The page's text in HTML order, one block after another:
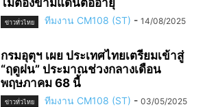
ไม่ต้องข้ามแดนต่ออายุ
ข่าวทั่วไทย ทีมงาน CM108 (ST) - 14/08/2025
กรมอุตุฯ เผย ประเทศไทยเตรียมเข้าสู่
“ฤดูฝน” ประมาณช่วงกลางเดือน
พฤษภาคม 68 นี้
ข่าวทั่วไทย ทีมงาน CM108 (ST) - 03/05/2025